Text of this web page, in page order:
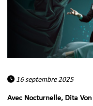
16 septembre 2025
Avec Nocturnelle, Dita